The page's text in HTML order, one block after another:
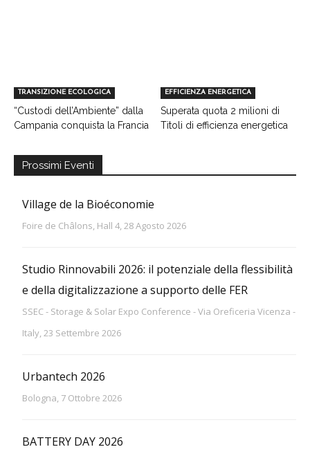
TRANSIZIONE ECOLOGICA
“Custodi dell’Ambiente” dalla
Campania conquista la Francia
EFFICIENZA ENERGETICA
Superata quota 2 milioni di
Titoli di efficienza energetica
Prossimi Eventi
Village de la Bioéconomie
Foire de Châlons, Hall 4, 28 Agosto 2026
Studio Rinnovabili 2026: il potenziale della flessibilità
e della digitalizzazione a supporto delle FER
SSEC - Storage & Solar Expo Conference - Via Oreficeria Vicenza -
Italy, 23 Settembre 2026
Urbantech 2026
Bologna, 7 Ottobre 2026
BATTERY DAY 2026